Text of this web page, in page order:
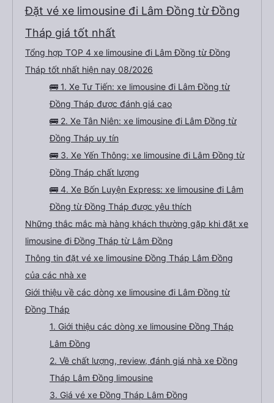
Đặt vé xe limousine đi Lâm Đồng từ Đồng
Tháp giá tốt nhất
Tổng hợp TOP 4 xe limousine đi Lâm Đồng từ Đồng
Tháp tốt nhất hiện nay 08/2026
🚌 1. Xe Tư Tiến: xe limousine đi Lâm Đồng từ
Đồng Tháp được đánh giá cao
🚌 2. Xe Tân Niên: xe limousine đi Lâm Đồng từ
Đồng Tháp uy tín
🚌 3. Xe Yến Thông: xe limousine đi Lâm Đồng từ
Đồng Tháp chất lượng
🚌 4. Xe Bốn Luyện Express: xe limousine đi Lâm
Đồng từ Đồng Tháp được yêu thích
Những thắc mắc mà hàng khách thường gặp khi đặt xe
limousine đi Đồng Tháp từ Lâm Đồng
Thông tin đặt vé xe limousine Đồng Tháp Lâm Đồng
của các nhà xe
Giới thiệu về các dòng xe limousine đi Lâm Đồng từ
Đồng Tháp
1. Giới thiệu các dòng xe limousine Đồng Tháp
Lâm Đồng
2. Về chất lượng, review, đánh giá nhà xe Đồng
Tháp Lâm Đồng limousine
3. Giá vé xe Đồng Tháp Lâm Đồng